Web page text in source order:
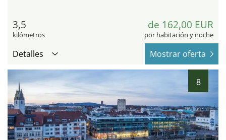
3,5
kilómetros
de 162,00 EUR
por habitación y noche
Detalles Mostrar oferta
8